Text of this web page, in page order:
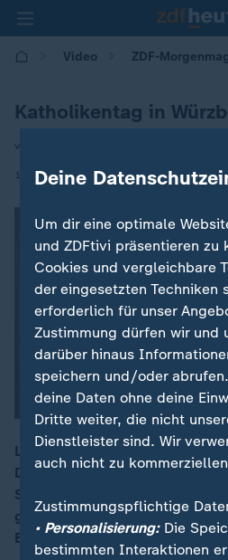
Video ZDF-
Katholikentag in
von Elisa Miebach
15.05.2026 | 05:30
Lisa Quarch, geistliche Leiterin
Deutschen Katholischen
Selbstbestimmung, Reformen
gegen Missbrauch. Ihr Glaube
Engagement.
Deine
Um dir eine optimale
und ZDFtivi präsentieren zu
Cookies und vergleichbare
der eingesetzten Techniken
erforderlich für unser
Zustimmung dürfen wir und
darüber hinaus
speichern und/oder
deine Daten ohne deine
Dritte weiter, die nicht
Dienstleister sind. Wir
auch nicht zu
Zustimmungspflichtige
• Personalisierung:Die
bestimmten Interaktionen